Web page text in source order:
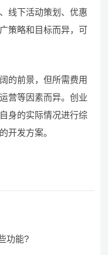
线下活动策划、优惠
策略和目标而异，可
的前景，但所需费用
营等因素而异。创业
身的实际情况进行综
开发方案。
功能?